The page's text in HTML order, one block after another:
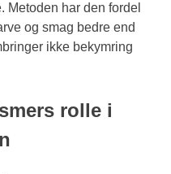
Metoden har den fordel
og smag bedre end
ikke bekymring
rolle i